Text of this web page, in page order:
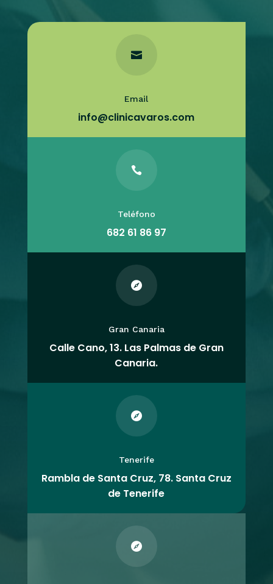

Email
info@clinicavaros.com

Teléfono
682 61 86 97

Gran Canaria
Calle Cano, 13. Las Palmas de Gran
Canaria.

Tenerife
Rambla de Santa Cruz, 78. Santa Cruz
de Tenerife
